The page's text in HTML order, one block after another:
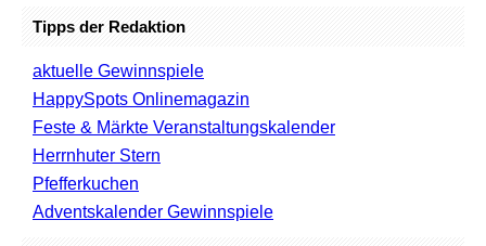
Tipps der Redaktion
aktuelle Gewinnspiele
HappySpots Onlinemagazin
Feste & Märkte Veranstaltungskalender
Herrnhuter Stern
Pfefferkuchen
Adventskalender Gewinnspiele